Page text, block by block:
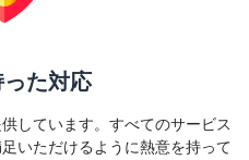
た対応
しています。すべてのサービス
いただけるように熱意を持って